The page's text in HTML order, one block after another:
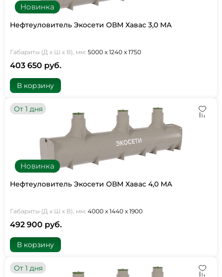
Новинка
Нефтеуловитель Экосети ОВМ Хавас 3,0 МА
Габариты (Д х Ш х В), мм: 5000 х 1240 х 1750
403 650 руб.
В корзину
Новинка
От 1 дня
Нефтеуловитель Экосети ОВМ Хавас 4,0 МА
Габариты (Д х Ш х В), мм: 4000 х 1440 х 1900
492 900 руб.
В корзину
От 1 дня